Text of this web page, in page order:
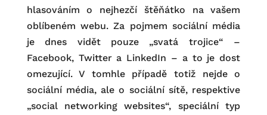
hlasováním o nejhezčí štěňátko na vašem
oblíbeném webu. Za pojmem sociální média
je dnes vidět pouze „svatá trojice“ –
Facebook, Twitter a LinkedIn – a to je dost
omezující. V tomhle případě totiž nejde o
sociální média, ale o sociální sítě, respektive
„social networking websites“, speciální typ